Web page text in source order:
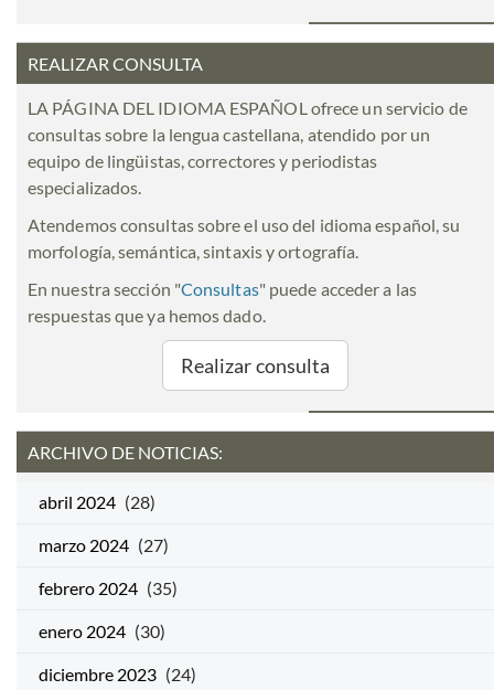
REALIZAR CONSULTA
LA PÁGINA DEL IDIOMA ESPAÑOL ofrece un servicio de
consultas sobre la lengua castellana, atendido por un
equipo de lingüistas, correctores y periodistas
especializados.
Atendemos consultas sobre el uso del idioma español, su
morfología, semántica, sintaxis y ortografía.
En nuestra sección "Consultas" puede acceder a las
respuestas que ya hemos dado.
Realizar consulta
ARCHIVO DE NOTICIAS:
abril 2024 (28)
marzo 2024 (27)
febrero 2024 (35)
enero 2024 (30)
diciembre 2023 (24)